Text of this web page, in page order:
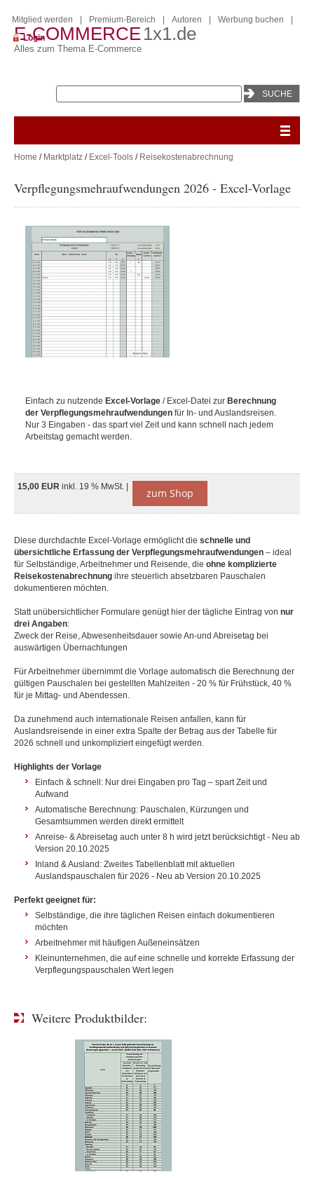
E-COMMERCE1x1.de
Alles zum Thema E-Commerce
Mitglied werden Premium-Bereich Autoren Werbung buchen
Login
Home / Marktplatz / Excel-Tools / Reisekostenabrechnung
Verpflegungsmehraufwendungen 2026 - Excel-Vorlage
Einfach zu nutzende Excel-Vorlage / Excel-Datei zur Berechnung
der Verpflegungsmehraufwendungen für In- und Auslandsreisen.
Nur 3 Eingaben - das spart viel Zeit und kann schnell nach jedem
Arbeitstag gemacht werden.
15,00 EUR inkl. 19 % MwSt. | zum Shop
Diese durchdachte Excel-Vorlage ermöglicht die schnelle und
übersichtliche Erfassung der Verpflegungsmehraufwendungen – ideal
für Selbständige, Arbeitnehmer und Reisende, die ohne komplizierte
Reisekostenabrechnung ihre steuerlich absetzbaren Pauschalen
dokumentieren möchten.
Statt unübersichtlicher Formulare genügt hier der tägliche Eintrag von nur
drei Angaben:
Zweck der Reise, Abwesenheitsdauer sowie An-und Abreisetag bei
auswärtigen Übernachtungen
Für Arbeitnehmer übernimmt die Vorlage automatisch die Berechnung der
gültigen Pauschalen bei gestellten Mahlzeiten - 20 % für Frühstück, 40 %
für je Mittag- und Abendessen.
Da zunehmend auch internationale Reisen anfallen, kann für
Auslandsreisende in einer extra Spalte der Betrag aus der Tabelle für
2026 schnell und unkompliziert eingefügt werden.
Highlights der Vorlage
Einfach & schnell: Nur drei Eingaben pro Tag – spart Zeit und
Aufwand
Automatische Berechnung: Pauschalen, Kürzungen und
Gesamtsummen werden direkt ermittelt
Anreise- & Abreisetag auch unter 8 h wird jetzt berücksichtigt - Neu ab
Version 20.10.2025
Inland & Ausland: Zweites Tabellenblatt mit aktuellen
Auslandspauschalen für 2026 - Neu ab Version 20.10.2025
Perfekt geeignet für:
Selbständige, die ihre täglichen Reisen einfach dokumentieren
möchten
Arbeitnehmer mit häufigen Außeneinsätzen
Kleinunternehmen, die auf eine schnelle und korrekte Erfassung der
Verpflegungspauschalen Wert legen
Weitere Produktbilder: